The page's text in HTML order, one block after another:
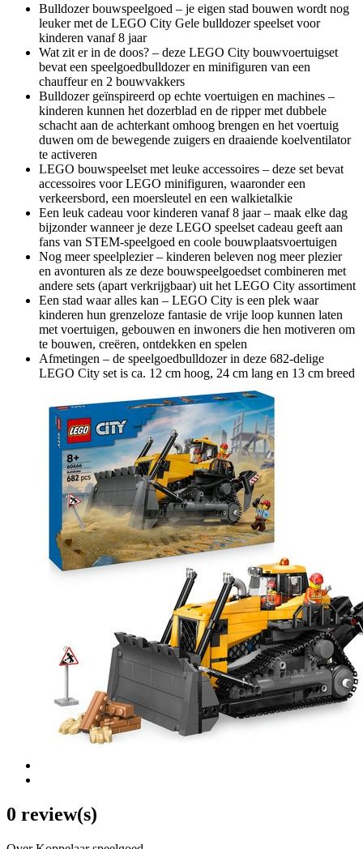
Bulldozer bouwspeelgoed – je eigen stad bouwen wordt nog
leuker met de LEGO City Gele bulldozer speelset voor
kinderen vanaf 8 jaar
Wat zit er in de doos? – deze LEGO City bouwvoertuigset
bevat een speelgoedbulldozer en minifiguren van een
chauffeur en 2 bouwvakkers
Bulldozer geïnspireerd op echte voertuigen en machines –
kinderen kunnen het dozerblad en de ripper met dubbele
schacht aan de achterkant omhoog brengen en het voertuig
duwen om de bewegende zuigers en draaiende koelventilator
te activeren
LEGO bouwspeelset met leuke accessoires – deze set bevat
accessoires voor LEGO minifiguren, waaronder een
verkeersbord, een moersleutel en een walkietalkie
Een leuk cadeau voor kinderen vanaf 8 jaar – maak elke dag
bijzonder wanneer je deze LEGO speelset cadeau geeft aan
fans van STEM-speelgoed en coole bouwplaatsvoertuigen
Nog meer speelplezier – kinderen beleven nog meer plezier
en avonturen als ze deze bouwspeelgoedset combineren met
andere sets (apart verkrijgbaar) uit het LEGO City assortiment
Een stad waar alles kan – LEGO City is een plek waar
kinderen hun grenzeloze fantasie de vrije loop kunnen laten
met voertuigen, gebouwen en inwoners die hen motiveren om
te bouwen, creëren, ontdekken en spelen
Afmetingen – de speelgoedbulldozer in deze 682-delige
LEGO City set is ca. 12 cm hoog, 24 cm lang en 13 cm breed
0 review(s)